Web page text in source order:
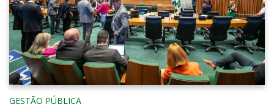
GESTÃO PÚBLICA